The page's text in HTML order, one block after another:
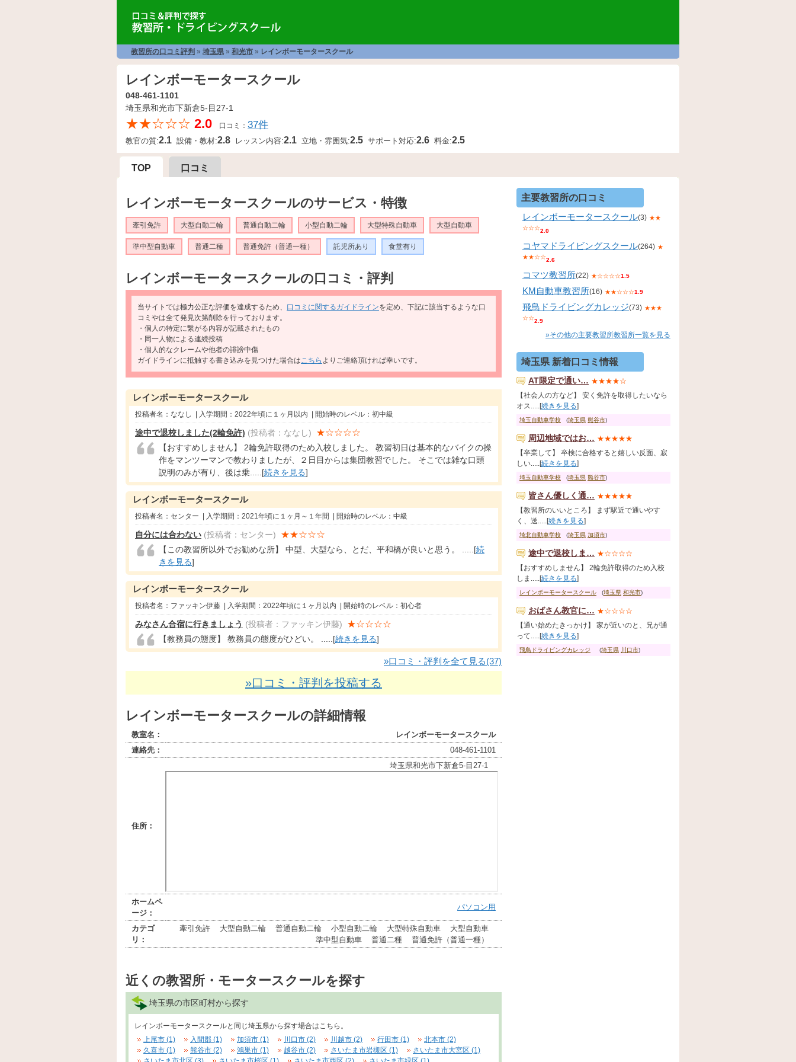
教習所の口コミ評判 » 埼玉県 » 和光市 » レインボーモータースクール
レインボーモータースクール
048-461-1101
埼玉県和光市下新倉5-目27-1
★★☆☆☆ 2.0 口コミ： 37件
教官の質:2.1 設備・教材:2.8 レッスン内容:2.1 立地・雰囲気:2.5 サポート対応:2.6 料金:2.5
TOP 口コミ
レインボーモータースクールのサービス・特徴
牽引免許 大型自動二輪 普通自動二輪 小型自動二輪 大型特殊自動車 大型自動車
準中型自動車 普通二種 普通免許（普通一種） 託児所あり 食堂有り
レインボーモータースクールの口コミ・評判
当サイトでは極力公正な評価を達成するため、 口コミに関するガイドラインを定め、下記に該当するような口
コミやは全て発見次第削除を行っております。
・個人の特定に繋がる内容が記載されたもの
・同一人物による連続投稿
・個人的なクレームや他者の誹謗中傷
ガイドラインに抵触する書き込みを見つけた場合はこちら よりご連絡頂ければ幸いです。
レインボーモータースクール
投稿者名：ななし | 入学期間：2022年頃に１ヶ月以内 | 開始時のレベル：初中級
途中で退校しました(2輪免許) (投稿者：ななし) ★☆☆☆☆
【おすすめしません】 2輪免許取得のため入校しました。 教習初日は基本的なバイクの操
作をマンツーマンで教わりましたが、２日目からは集団教習でした。 そこでは雑な口頭
説明のみが有り、後は乗.....[続きを見る]
レインボーモータースクール
投稿者名：センター | 入学期間：2021年頃に１ヶ月～１年間 | 開始時のレベル：中級
自分には合わない (投稿者：センター) ★★☆☆☆
【この教習所以外でお勧めな所】 中型、大型なら、とだ、平和橋が良いと思う。 .....[続
きを見る]
レインボーモータースクール
投稿者名：ファッキン伊藤 | 入学期間：2022年頃に１ヶ月以内 | 開始時のレベル：初心者
みなさん合宿に行きましょう (投稿者：ファッキン伊藤) ★☆☆☆☆
【教務員の態度】 教務員の態度がひどい。 .....[続きを見る]
»口コミ・評判を全て見る(37)
»口コミ・評判を投稿する
レインボーモータースクールの詳細情報
教室名：
レインボーモータースクール
連絡先：
048-461-1101
住所：
埼玉県和光市下新倉5-目27-1
ホームペ
ージ：
パソコン用
カテゴ
リ：
牽引免許 大型自動二輪 普通自動二輪 小型自動二輪 大型特殊自動車
大型自動車
準中型自動車
普通二種 普通免許（普通一種）
近くの教習所・モータースクールを探す
埼玉県の市区町村から探す
レインボーモータースクールと同じ埼玉県から探す場合はこちら。
上尾市 (1)
入間郡 (1) 加須市 (1) 川口市 (2) 川越市 (2) 行田市 (1)
北本市 (2)
久喜市 (1)
熊谷市 (2) 鴻巣市 (1) 越谷市 (2) さいたま市岩槻区 (1)
さいたま市大宮区 (1)
主要教習所の口コミ
レインボーモータースクール(3) ★★
☆☆☆2.0
コヤマドライビングスクール(264) ★
★★☆☆2.6
コマツ教習所(22) ★☆☆☆☆1.5
KM自動車教習所(16) ★★☆☆☆1.9
飛鳥ドライビングカレッジ(73) ★★★
☆☆2.9
»その他の主要教習所教習所一覧を見る
埼玉県 新着口コミ情報
AT限定で通い… ★★★★☆
【社会人の方など】 安く免許を取得したいなら
オス.....[続きを見る]
埼玉自動車学校 (埼玉県 熊谷市)
周辺地域ではお… ★★★★★
【卒業して】 卒検に合格すると嬉しい反面、寂
しい.....[続きを見る]
埼玉自動車学校 (埼玉県 熊谷市)
皆さん優しく通… ★★★★★
【教習所のいいところ】 まず駅近で通いやす
く、送.....[続きを見る]
埼北自動車学校 (埼玉県 加須市)
途中で退校しま… ★☆☆☆☆
【おすすめしません】 2輪免許取得のため入校
しま.....[続きを見る]
レインボーモータースクール (埼玉県 和光市)
おばさん教官に… ★☆☆☆☆
【通い始めたきっかけ】 家が近いのと、兄が通
って.....[続きを見る]
飛鳥ドライビングカレッジ (埼玉県 川口市)